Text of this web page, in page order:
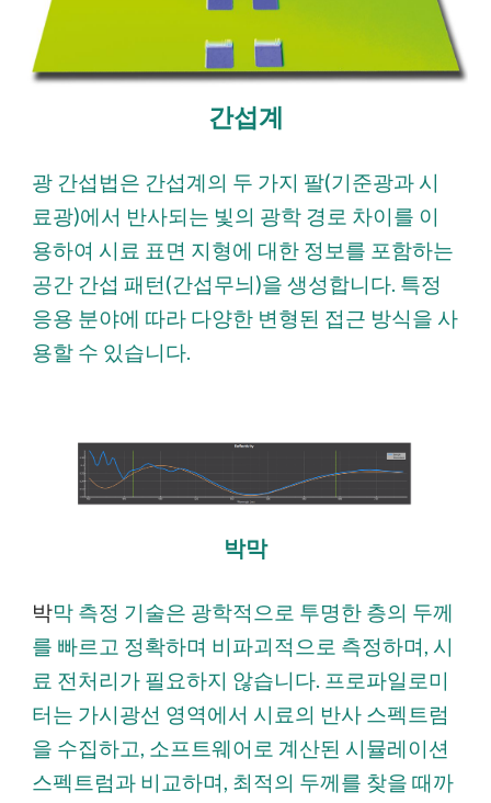
간섭계
광 간섭법은 간섭계의 두 가지 팔(기준광과 시
료광)에서 반사되는 빛의 광학 경로 차이를 이
용하여 시료 표면 지형에 대한 정보를 포함하는
공간 간섭 패턴(간섭무늬)을 생성합니다. 특정
응용 분야에 따라 다양한 변형된 접근 방식을 사
용할 수 있습니다.
박막
박막 측정 기술은 광학적으로 투명한 층의 두께
를 빠르고 정확하며 비파괴적으로 측정하며, 시
료 전처리가 필요하지 않습니다. 프로파일로미
터는 가시광선 영역에서 시료의 반사 스펙트럼
을 수집하고, 소프트웨어로 계산된 시뮬레이션
스펙트럼과 비교하며, 최적의 두께를 찾을 때까